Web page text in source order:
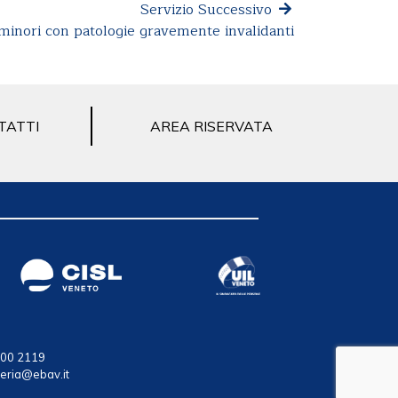
Servizio Successivo
con patologie gravemente invalidanti
AREA RISERVATA
2119